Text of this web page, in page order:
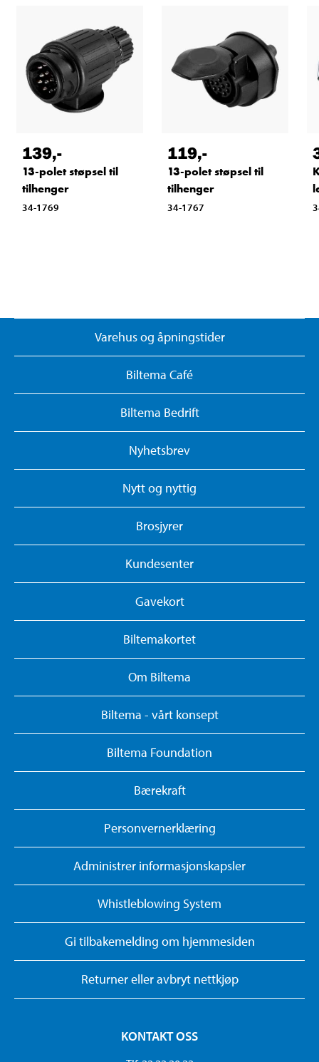
139,-
13-polet støpsel til
tilhenger
34-1769
119,-
13-polet støpsel til
tilhenger
34-1767
Varehus og åpningstider
Biltema Café
Biltema Bedrift
Nyhetsbrev
Nytt og nyttig
Brosjyrer
Kundesenter
Gavekort
Biltemakortet
Om Biltema
Biltema - vårt konsept
Biltema Foundation
Bærekraft
Personvernerklæring
Administrer informasjonskapsler
Whistleblowing System
Gi tilbakemelding om hjemmesiden
Returner eller avbryt nettkjøp
KONTAKT OSS